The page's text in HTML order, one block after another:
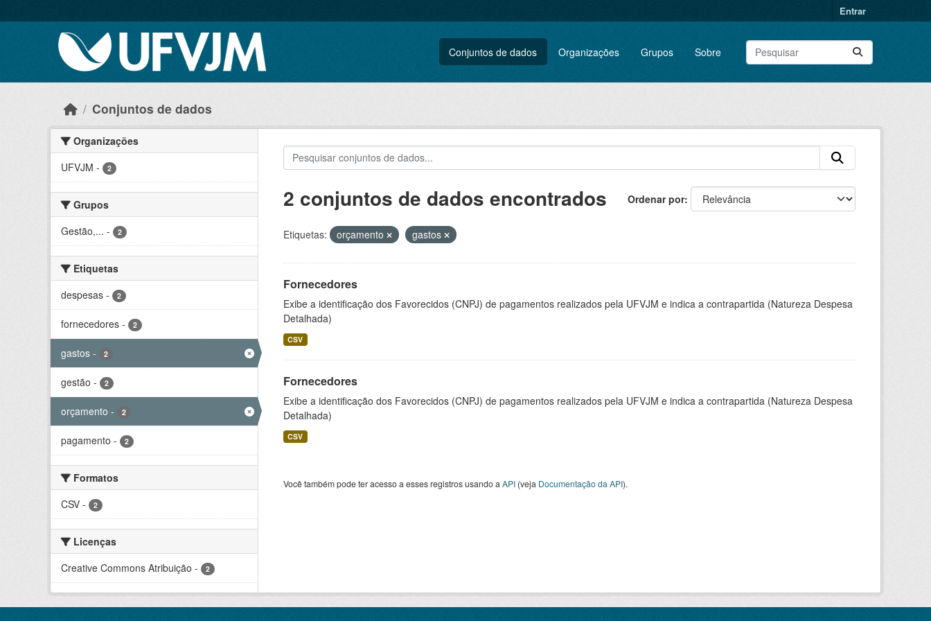
Entrar
Conjuntos de dados Organizações Grupos Sobre
Conjuntos de dados
Organizações
UFVJM - 2
Grupos
Gestão,... - 2
Etiquetas
despesas - 2
fornecedores - 2
gastos - 2
gestão - 2
orçamento - 2
pagamento - 2
Formatos
CSV - 2
Licenças
Creative Commons Atribuição - 2
Ordenar por
2 conjuntos de dados encontrados
Etiquetas: orçamento gastos
Fornecedores
Exibe a identificação dos Favorecidos (CNPJ) de pagamentos realizados pela UFVJM e indica a contrapartida (Natureza Despesa
Detalhada)
CSV
Fornecedores
Exibe a identificação dos Favorecidos (CNPJ) de pagamentos realizados pela UFVJM e indica a contrapartida (Natureza Despesa
Detalhada)
CSV
Você também pode ter acesso a esses registros usando a API(veja Documentação da API).